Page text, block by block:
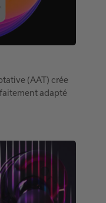
(AAT) crée
adapté